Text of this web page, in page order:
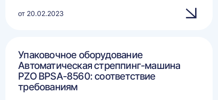
от 20.02.2023
Упаковочное оборудование
Автоматическая стреппинг-машина
PZO BPSA-8560: соответствие
требованиям